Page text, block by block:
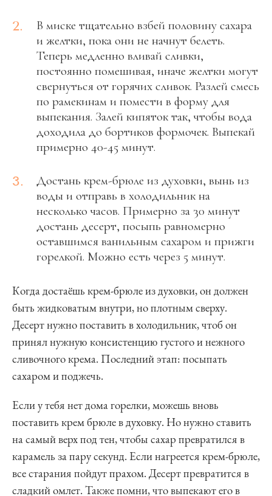
2.
В миске тщательно взбей половину сахара
и желтки, пока они не начнут белеть.
Теперь медленно вливай сливки,
постоянно помешивая, иначе желтки могут
свернуться от горячих сливок. Разлей смесь
по рамекинам и помести в форму для
выпекания. Залей кипяток так, чтобы вода
доходила до бортиков формочек. Выпекай
примерно 40-45 минут.
3.
Достань крем-брюле из духовки, вынь из
воды и отправь в холодильник на
несколько часов. Примерно за 30 минут
достань десерт, посыпь равномерно
оставшимся ванильным сахаром и прижги
горелкой. Можно есть через 5 минут.
Когда достаёшь крем-брюле из духовки, он должен
быть жидковатым внутри, но плотным сверху.
Десерт нужно поставить в холодильник, чтоб он
принял нужную консистенцию густого и нежного
сливочного крема. Последний этап: посыпать
сахаром и поджечь.
Если у тебя нет дома горелки, можешь вновь
поставить крем брюле в духовку. Но нужно ставить
на самый верх под тен, чтобы сахар превратился в
карамель за пару секунд. Если нагреется крем-брюле,
все старания пойдут прахом. Десерт превратится в
сладкий омлет. Также помни, что выпекают его в